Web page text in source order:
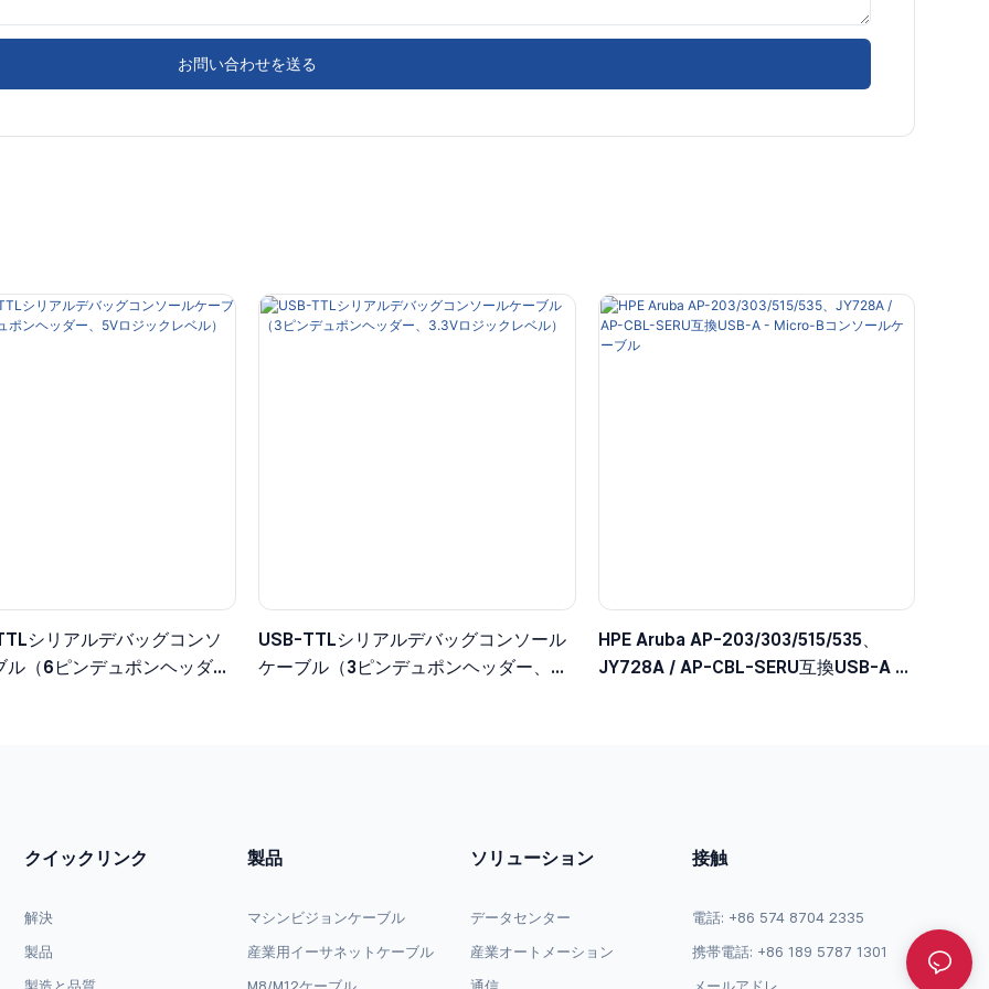
お問い合わせを送る
シリアルデバッグコンソ
ル（6ピンデュポンヘッダ
USB-TTLシリアルデバッグコンソール
ケーブル（3ピンデュポンヘッダー、
HPE Aruba AP-203/303/515/535、
JY728A / AP-CBL-SERU互換USB-A -
クイックリンク
解決
製品
製品
マシンビジョンケーブル
産業用イーサネットケーブル
ソリューション
データセンター
産業オートメーション
接触
電話: +86 574 8704 2335
携帯電話: +86 189 5787 1301